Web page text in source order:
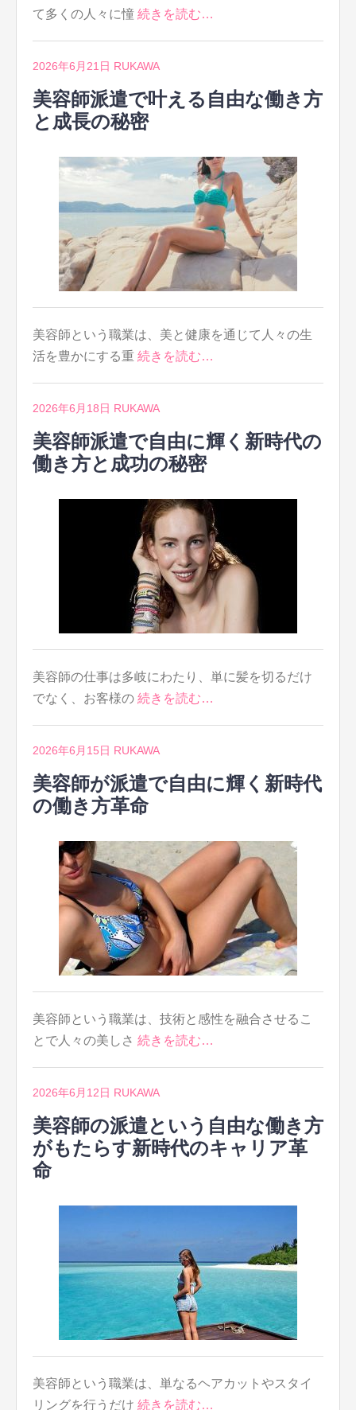
て多くの人々に憧 続きを読む…
2026年6月21日 RUKAWA
美容師派遣で叶える自由な働き方
と成長の秘密
美容師という職業は、美と健康を通じて人々の生
活を豊かにする重 続きを読む…
2026年6月18日 RUKAWA
美容師派遣で自由に輝く新時代の
働き方と成功の秘密
美容師の仕事は多岐にわたり、単に髪を切るだけ
でなく、お客様の 続きを読む…
2026年6月15日 RUKAWA
美容師が派遣で自由に輝く新時代
の働き方革命
美容師という職業は、技術と感性を融合させるこ
とで人々の美しさ 続きを読む…
2026年6月12日 RUKAWA
美容師の派遣という自由な働き方
がもたらす新時代のキャリア革
命
美容師という職業は、単なるヘアカットやスタイ
リングを行うだけ 続きを読む…